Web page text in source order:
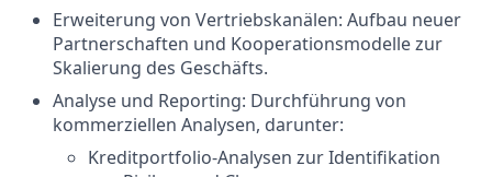
Erweiterung von Vertriebskanälen: Aufbau neuer
Partnerschaften und Kooperationsmodelle zur
Skalierung des Geschäfts.
Analyse und Reporting: Durchführung von
kommerziellen Analysen, darunter:
Kreditportfolio-Analysen zur Identifikation